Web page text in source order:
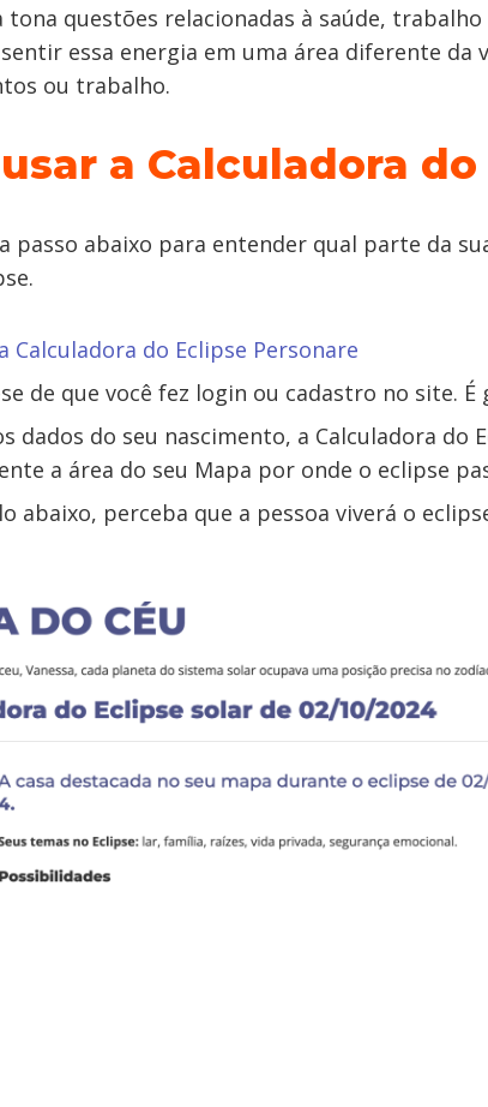
tona questões relacionadas à saúde, trabalho
essa energia em uma área diferente da
ou trabalho.
a Calculadora do
passo abaixo para entender qual parte da
Calculadora do Eclipse Personare
de que você fez login ou cadastro no site.
dados do seu nascimento, a Calculadora do
a área do seu Mapa por onde o eclipse
abaixo, perceba que a pessoa viverá o